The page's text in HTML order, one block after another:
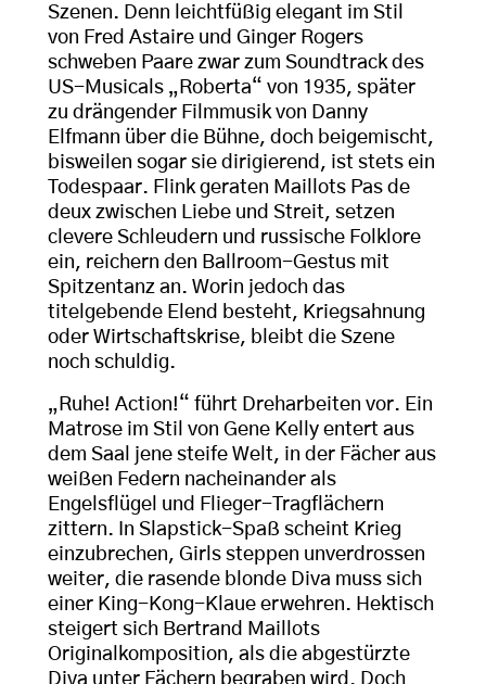
Szenen. Denn leichtfüßig elegant im Stil
von Fred Astaire und Ginger Rogers
schweben Paare zwar zum Soundtrack des
US-Musicals „Roberta“ von 1935, später
zu drängender Filmmusik von Danny
Elfmann über die Bühne, doch beigemischt,
bisweilen sogar sie dirigierend, ist stets ein
Todespaar. Flink geraten Maillots Pas de
deux zwischen Liebe und Streit, setzen
clevere Schleudern und russische Folklore
ein, reichern den Ballroom-Gestus mit
Spitzentanz an. Worin jedoch das
titelgebende Elend besteht, Kriegsahnung
oder Wirtschaftskrise, bleibt die Szene
noch schuldig.
„Ruhe! Action!“ führt Dreharbeiten vor. Ein
Matrose im Stil von Gene Kelly entert aus
dem Saal jene steife Welt, in der Fächer aus
weißen Federn nacheinander als
Engelsflügel und Flieger-Tragflächern
zittern. In Slapstick-Spaß scheint Krieg
einzubrechen, Girls steppen unverdrossen
weiter, die rasende blonde Diva muss sich
einer King-Kong-Klaue erwehren. Hektisch
steigert sich Bertrand Maillots
Originalkomposition, als die abgestürzte
Diva unter Fächern begraben wird. Doch